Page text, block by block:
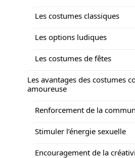
Les costumes classiques
Les options ludiques
Les costumes de fêtes
Les avantages des costumes
amoureuse
Renforcement de la
Stimuler l’énergie sexuelle
Encouragement de la